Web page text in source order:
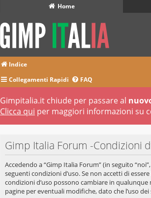
Home
Indice
Collegamenti Rapidi
FAQ
Gimpitalia.it chiude per passare al
Clicca qui per maggiori informazioni su
Gimp Italia Forum -Condizioni
Accedendo a “Gimp Italia Forum” (in seguito
seguenti condizioni d’uso. Se non accetti di
condizioni d’uso possono cambiare in
pagine per eventuali modifiche, dato che l’uso